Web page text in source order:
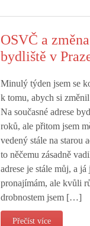
OSVČ a
bydliště v
Minulý týden jsem se
k tomu, abych si
Na současné adrese
roků, ale přitom jsem
vedený stále na starou
to něčemu zásadně
adrese je stále můj, a já
pronajímám, ale kvůli
drobnostem jsem […]
Přečíst více